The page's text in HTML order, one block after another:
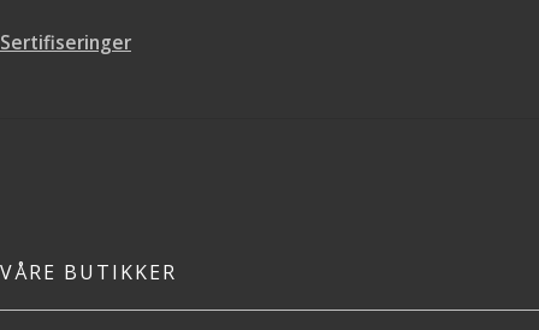
Sertifiseringer
VÅRE BUTIKKER